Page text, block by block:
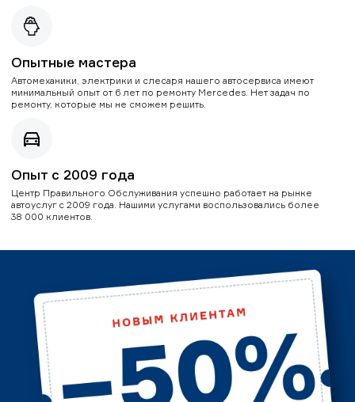
Опытные мастера
Автомеханики, электрики и слесаря нашего автосервиса имеют
минимальный опыт от 6 лет по ремонту Mercedes. Нет задач по
ремонту, которые мы не сможем решить.
Опыт с 2009 года
Центр Правильного Обслуживания успешно работает на рынке
автоуслуг с 2009 года. Нашими услугами воспользовались более
38 000 клиентов.